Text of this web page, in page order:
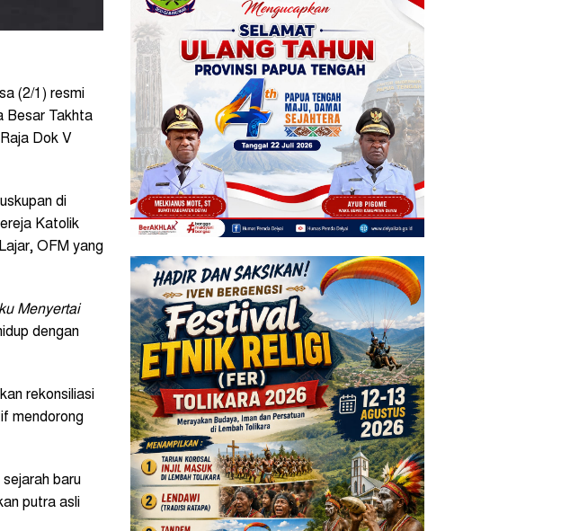
(2/1) resmi
Besar Takhta
Dok V
di
Katolik
OFM yang
Menyertai
dengan
rekonsiliasi
mendorong
baru
putra asli